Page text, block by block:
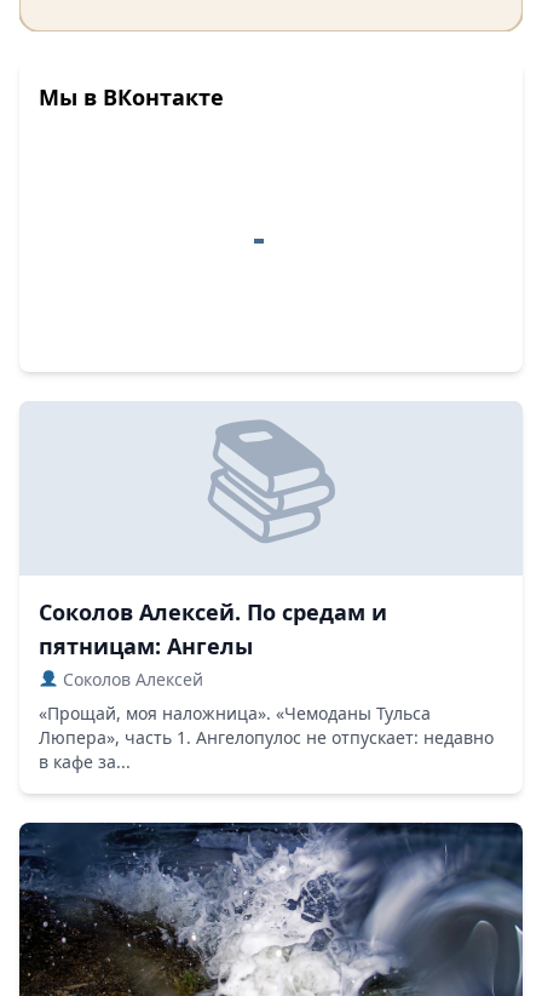
Соколов Алексей. По средам и
пятницам: Ангелы
Соколов Алексей
«Прощай, моя наложница». «Чемоданы Тульса
Люпера», часть 1. Ангелопулос не отпускает: недавно
в кафе за...
Мы в ВКонтакте